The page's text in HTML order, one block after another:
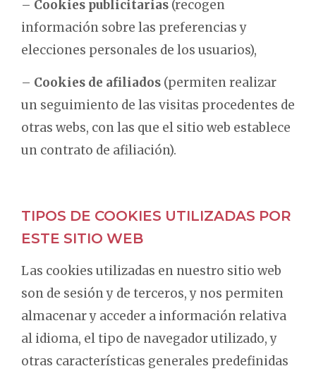
– Cookies publicitarias (recogen
información sobre las preferencias y
elecciones personales de los usuarios),
– Cookies de afiliados (permiten realizar
un seguimiento de las visitas procedentes de
otras webs, con las que el sitio web establece
un contrato de afiliación).
TIPOS DE COOKIES UTILIZADAS POR
ESTE SITIO WEB
Las cookies utilizadas en nuestro sitio web
son de sesión y de terceros, y nos permiten
almacenar y acceder a información relativa
al idioma, el tipo de navegador utilizado, y
otras características generales predefinidas